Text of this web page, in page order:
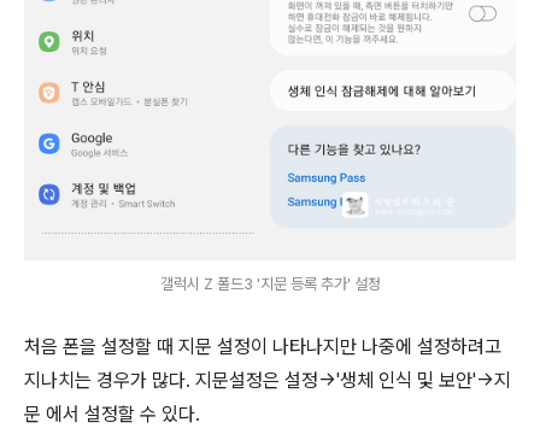
갤럭시 Z 폴드3 '지문 등록 추가' 설정
처음 폰을 설정할 때 지문 설정이 나타나지만 나중에 설정하려고
지나치는 경우가 많다. 지문설정은 설정->'생체 인식 및 보안'->지
문 에서 설정할 수 있다.